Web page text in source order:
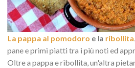
La pappa al pomodoro e la ribollita
pane e primi piatti tra i più noti ed
Oltre a pappa e ribollita, un'altra